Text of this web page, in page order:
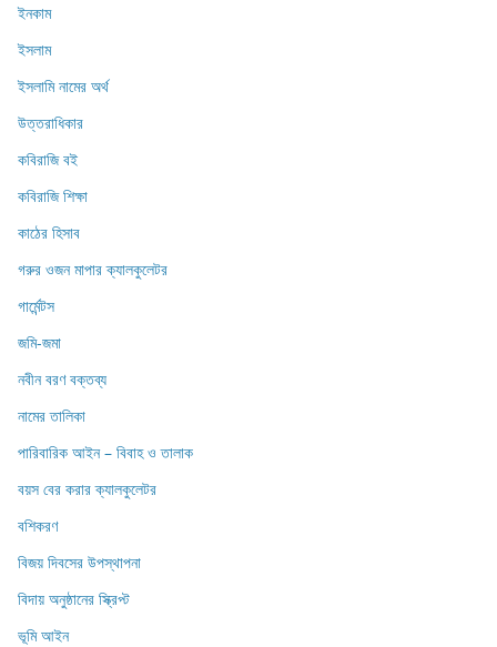
ইনকাম
ইসলাম
ইসলামি নামের অর্থ
উত্তরাধিকার
কবিরাজি বই
কবিরাজি শিক্ষা
কাঠের হিসাব
গরুর ওজন মাপার ক্যালকুলেটর
গার্মেন্টস
জমি-জমা
নবীন বরণ বক্তব্য
নামের তালিকা
পারিবারিক আইন – বিবাহ ও তালাক
বয়স বের করার ক্যালকুলেটর
বশিকরণ
বিজয় দিবসের উপস্থাপনা
বিদায় অনুষ্ঠানের স্ক্রিপ্ট
ভূমি আইন